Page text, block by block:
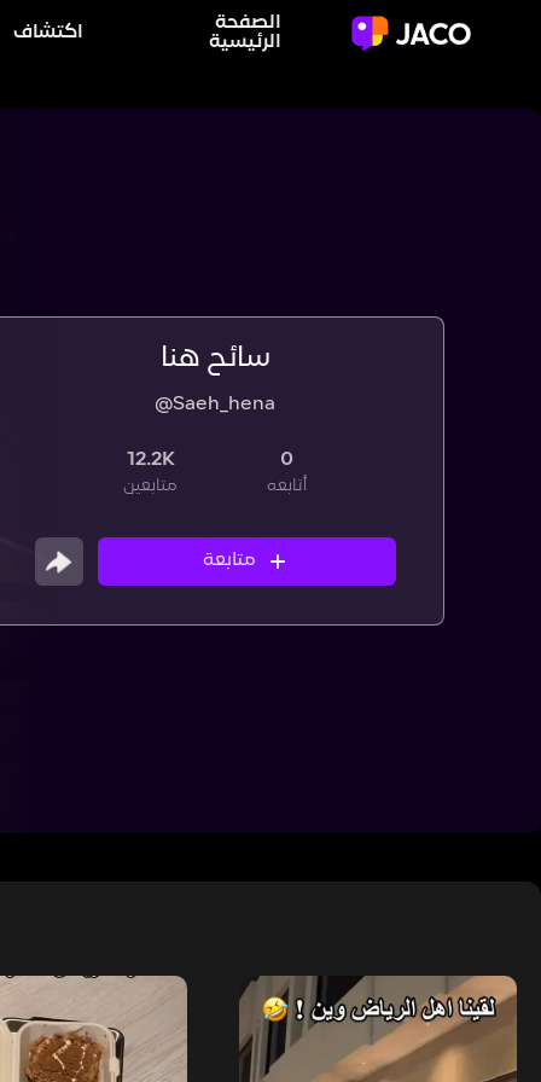
الصفحة
الرئيسية
اكتشاف
سائح هنا
@Saeh_hena
0
أتابعه
12.2K
متابعين
متابعة